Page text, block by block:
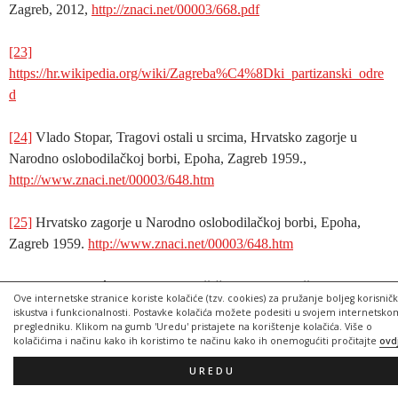
Ove internetske stranice koriste kolačiće (tzv. cookies) za pružanje boljeg
iskustva i funkcionalnosti. Postavke kolačića možete podesiti u svojem
pregledniku. Klikom na gumb 'Uredu' pristajete na korištenje kolačića. Više o
kolačićima i načinu kako ih koristimo te načinu kako ih onemogućiti pročitajte
UREDU
Zagreb, 2012, http://znaci.net/00003/668.pdf
[23]
https://hr.wikipedia.org/wiki/Zagreba%C4%8Dki_partizanski_odre
d
[24] Vlado Stopar, Tragovi ostali u srcima, Hrvatsko zagorje u
Narodno oslobodilačkoj borbi, Epoha, Zagreb 1959.,
http://www.znaci.net/00003/648.htm
[25] Hrvatsko zagorje u Narodno oslobodilačkoj borbi, Epoha,
Zagreb 1959. http://www.znaci.net/00003/648.htm
[26]Izbjegavajući Haribdu stradat češ od Scile. U grčkoj mitologiji
Scila je morska neman ili stijena , a Haribda morski vrtlog
Hrvatsko zagorje u revoluciji, Školska knjiga, Zagreb, 1981.,
http://www.znaci.net/00003/647.htm